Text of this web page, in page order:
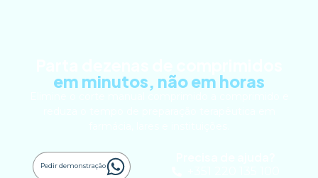
em minutos, não em horas
Pedir demonstração